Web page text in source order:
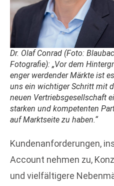
Dr. Olaf Conrad (Foto:
Fotografie): „Vor dem
enger werdender Märkte ist
uns ein wichtiger Schritt mit
neuen Vertriebsgesellschaft
starken und kompetenten
auf Marktseite zu haben.“
Kundenanforderungen,
Account nehmen zu,
und vielfältigere